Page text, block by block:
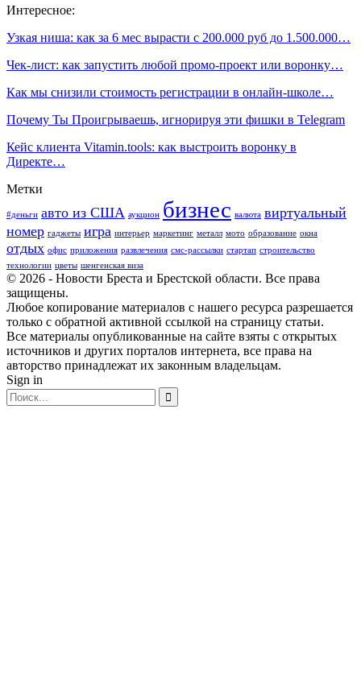
Интересное:
Узкая ниша: как за 6 мес вырасти с 200.000 руб до 1.500.000…
Чек-лист: как запустить любой промо-проект или воронку…
Как мы снизили стоимость регистрации в онлайн-школе…
Почему Ты Проигрываешь, игнорируя эти фишки в Telegram
Кейс клиента Vitamin.tools: как выстроить воронку в
Директе…
Метки
#деньги авто из США аукцион бизнес валюта виртуальный
номер гаджеты игра интерьер маркетинг металл мото образование окна
отдых офис приложения развлечения смс-рассылки стартап строительство
технологии цветы шенгенская виза
© 2026 - Новости Бреста и Брестской области. Все права
защищены.
Любое копирование материалов с нашего ресурса разрешается
только с обратной активной ссылкой на страницу статьи.
Все материалы опубликованные на сайте взяты с открытых
источников и других порталов интернета, все права на
авторство принадлежат их законным владельцам.
Sign in